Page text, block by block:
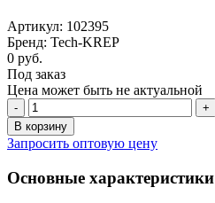
Артикул: 102395
Бренд: Tech-KREP
0 руб.
Под заказ
Цена может быть не актуальной
-
+
В корзину
Запросить оптовую цену
Основные характеристики